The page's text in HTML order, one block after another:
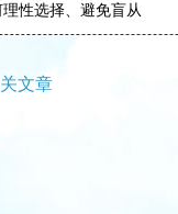
性选择、避免盲从
文章